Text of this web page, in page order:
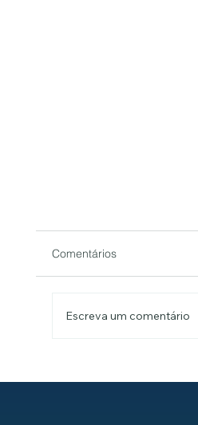
Comentários
Escreva um comentário